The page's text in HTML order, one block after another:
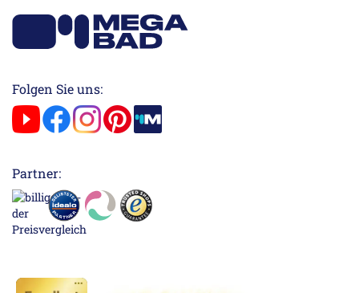
Folgen Sie uns:
Partner: